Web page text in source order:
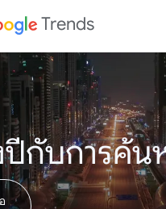
Trends
กับการค้น